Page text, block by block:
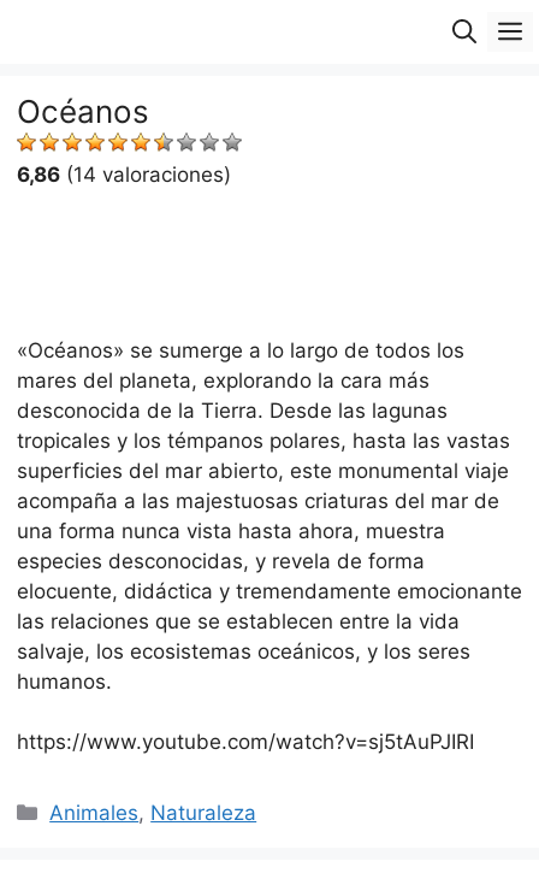
Océanos
6,86 (14 valoraciones)
«Océanos» se sumerge a lo largo de todos los
mares del planeta, explorando la cara más
desconocida de la Tierra. Desde las lagunas
tropicales y los témpanos polares, hasta las vastas
superficies del mar abierto, este monumental viaje
acompaña a las majestuosas criaturas del mar de
una forma nunca vista hasta ahora, muestra
especies desconocidas, y revela de forma
elocuente, didáctica y tremendamente emocionante
las relaciones que se establecen entre la vida
salvaje, los ecosistemas oceánicos, y los seres
humanos.
https://www.youtube.com/watch?v=sj5tAuPJIRI
Categorías
Animales, Naturaleza